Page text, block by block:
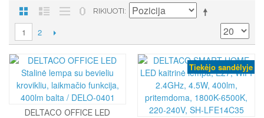
RIKIUOTI
1 2
DELTACO OFFICE LED
Tiekėjo sandėlyje